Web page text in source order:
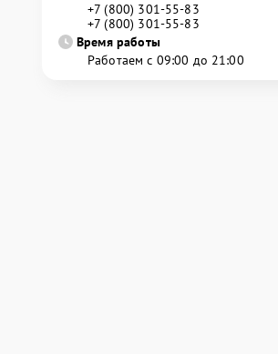
+7 (800) 301-55-83
+7 (800) 301-55-83
Время работы
Работаем с 09:00 до 21:00